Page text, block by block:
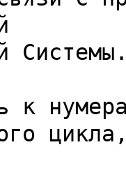
к